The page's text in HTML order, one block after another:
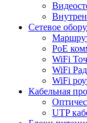
Сетевое
PoE
WiFi
WiFi
WiFi
Кабельная
UTP